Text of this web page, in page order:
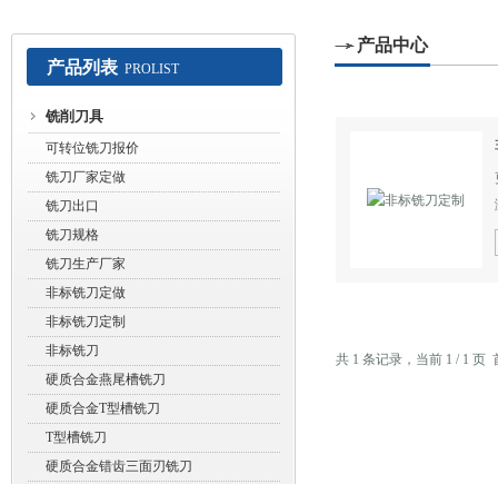
常州赛默工具有限公司
产品列表 PROLIST
铣削刀具
可转位铣刀报价
铣刀厂家定做
铣刀出口
铣刀规格
铣刀生产厂家
非标铣刀定做
非标铣刀定制
非标铣刀
硬质合金燕尾槽铣刀
硬质合金T型槽铣刀
T型槽铣刀
硬质合金错齿三面刃铣刀
产品中心
共 1 条记录，当前 1 / 1